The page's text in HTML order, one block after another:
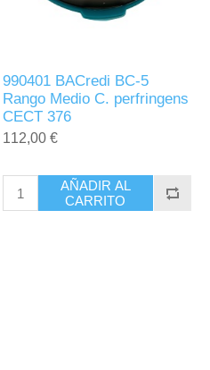
990401 BACredi BC-5
Rango Medio C. perfringens
CECT 376
112,00 €
AÑADIR AL
CARRITO